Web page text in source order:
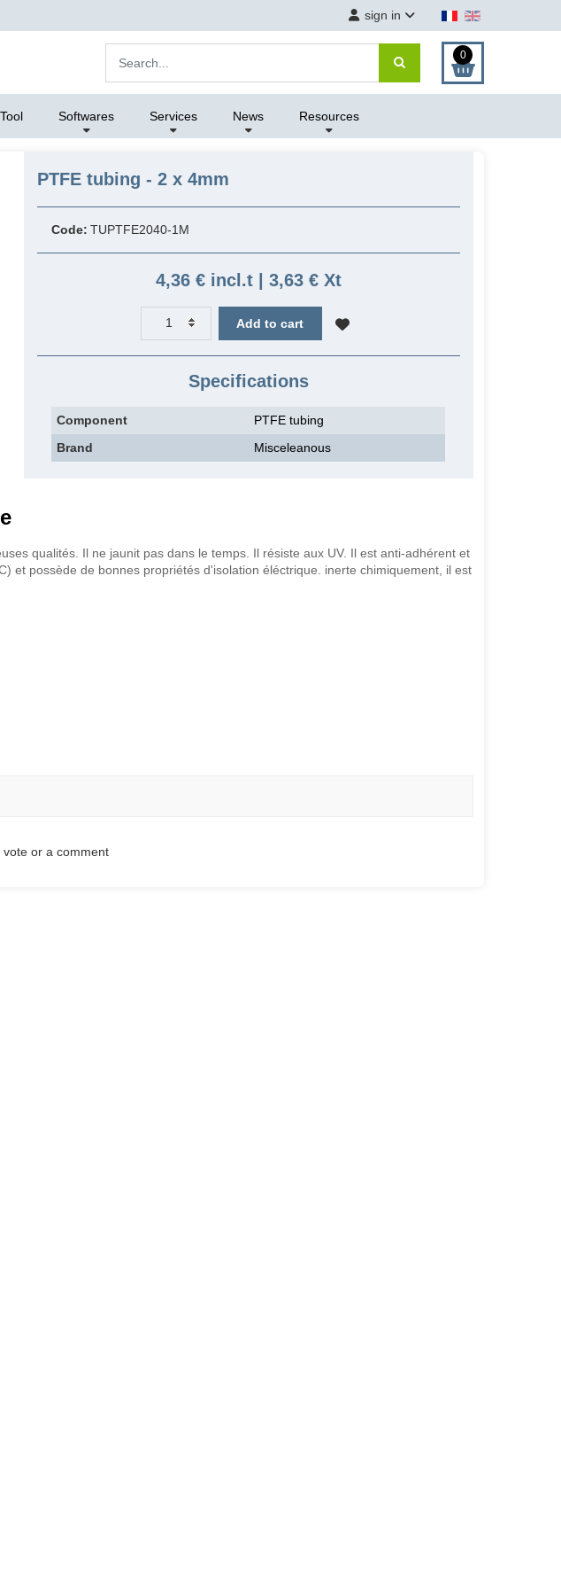
sign in
0
Softwares Services News Resources
PTFE tubing - 2 x 4mm
Code:TUPTFE2040-1M
4,36 € incl.t | 3,63 € Xt
Add to cart
Specifications
Component
PTFE tubing
Brand
Misceleanous
qualités. Il ne jaunit pas dans le temps. Il résiste aux UV. Il est anti-adhérent et
et possède de bonnes propriétés d'isolation éléctrique. inerte chimiquement, il est
or a comment